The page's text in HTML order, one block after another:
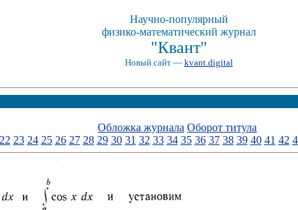
Научно-популярный
физико-математический журнал
"Квант"
Новый сайт — kvant.digital
Обложка журнала Оборот титула
22 23 24 25 26 27 28 29 30 31 32 33 34 35 36 37 38 39 40 41 42